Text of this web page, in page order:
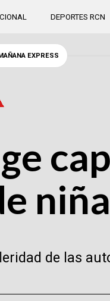
DEPORTES RCN
EXPRESS
de las